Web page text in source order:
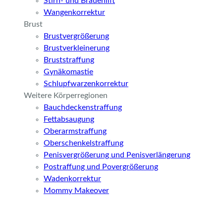
Wangenkorrektur
Brust
Brustvergrößerung
Brustverkleinerung
Bruststraffung
Gynäkomastie
Schlupfwarzenkorrektur
Weitere Körperregionen
Bauchdeckenstraffung
Fettabsaugung
Oberarmstraffung
Oberschenkelstraffung
Penisvergrößerung und Penisverlängerung
Postraffung und Povergrößerung
Wadenkorrektur
Mommy Makeover